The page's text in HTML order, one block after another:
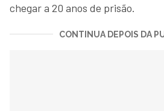
chegar a 20 anos de prisão.
CONTINUA DEPOIS DA